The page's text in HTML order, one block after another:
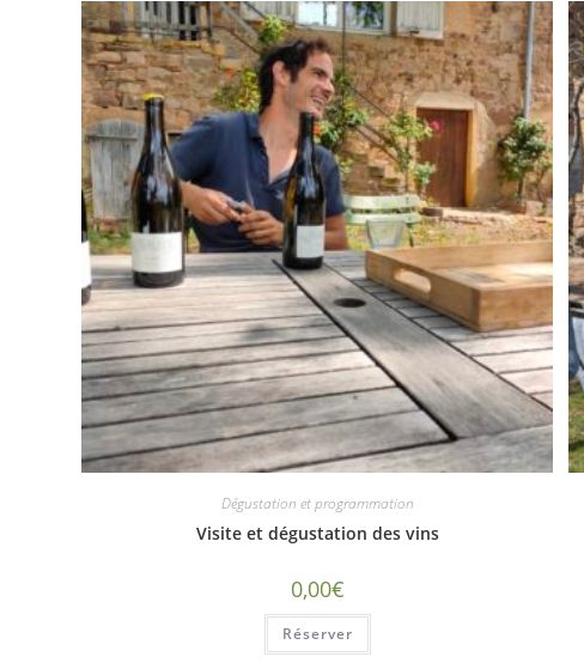
Dégustation et programmation
Visite et dégustation des vins
0,00€
Réserver